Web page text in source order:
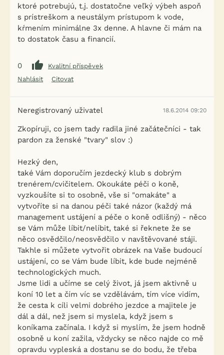
ktoré potrebujú, t.j. dostatočne veľký výbeh aspoň
s prístreškom a neustálym prístupom k vode,
kŕmením minimálne 3x denne. A hlavne či mám na
to dostatok času a financií.
0
Kvalitní příspěvek
Nahlásit
Citovat
Neregistrovaný uživatel 18.6.2014 09:20
Zkopíruji, co jsem tady radila jiné začátečníci - tak
pardon za ženské "tvary" slov :)
Hezký den,
také Vám doporučím jezdecký klub s dobrým
trenérem/cvičitelem. Okoukáte péči o koně,
vyzkoušíte si to osobně, vše si "omakáte" a
vytvoříte si na danou péči také názor (každý má
management ustájení a péče o koně odlišný) - něco
se Vám může líbit/nelíbit, také si řeknete že se
něco osvědčilo/neosvědčilo v navštěvované stáji.
Takhle si můžete vytvořit obrázek na Vaše budoucí
ustájení, co se Vám bude líbit, kde bude nejméně
technologických much.
Jsme lidi a učíme se celý život, já jsem aktivně u
koní 10 let a čím víc se vzdělávám, tím více vidím,
že cesta k cíli velmi dobrého jezdce a majitele je
dál a dál, než jsem si myslela, když jsem s
koníkama začínala. I když si myslím, že jsem hodně
osobně u koní zažila, vždycky se něco najde co mě
opravdu vypleská a dostanu se do bodu, že třeba